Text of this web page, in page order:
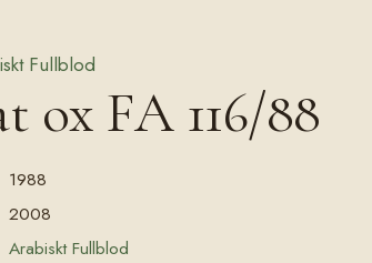
Fullblod
ox FA 116/88
1988
2008
Arabiskt Fullblod